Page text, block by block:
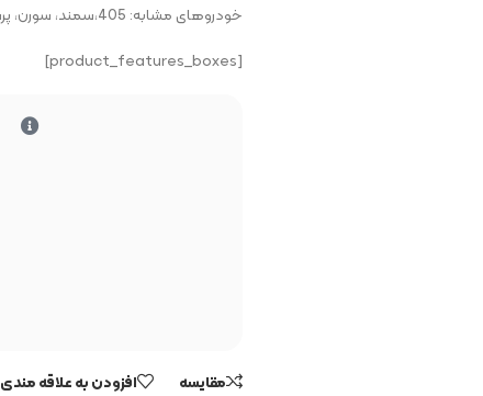
خودروهای مشابه: 405،سمند، سورن، پرشیا، دنا
[product_features_boxes]
مقایسه افزودن به علاقه مندی